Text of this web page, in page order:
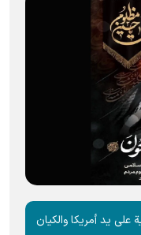
على يد أمريكا والکیان